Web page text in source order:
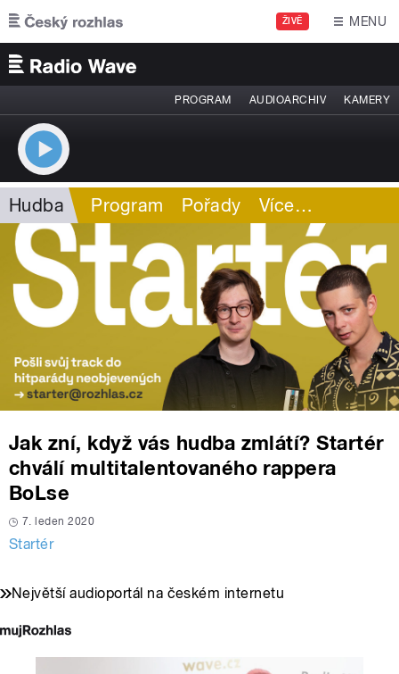
Přejít k hlavnímu obsahu
ŽIVĚ MENU
PROGRAM AUDIOARCHIV KAMERY
Hudba Program Pořady Více…
Jak zní, když vás hudba zmlátí? Startér
chválí multitalentovaného rappera
BoLse
7. leden 2020
Startér
Největší audioportál na českém internetu